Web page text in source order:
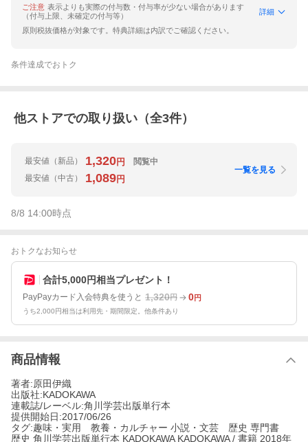
ご注意 表示よりも実際の付与数・付与率が少ない場合があります
（付与上限、未確定の付与等）
詳細
原則税抜価格が対象です。特典詳細は内訳でご確認ください。
条件達成でおトク
他ストアでの取り扱い（全3件）
最安値 （新品） 1,320円
閲覧中
最安値 （中古） 1,089円
一覧を見る
8/8 14:00時点
おトクなお知らせ
合計5,000円相当プレゼント！
PayPayカード入会特典を使うと 1,320円 0円
うち2,000円相当は利用先・期間限定。他条件あり
商品情報
著者:原田伊織
出版社:KADOKAWA
連載誌/レーベル:角川学芸出版単行本
提供開始日:2017/06/26
タグ:趣味・実用 教養・カルチャー 小説・文芸 歴史 専門書
歴史 角川学芸出版単行本 KADOKAWA KADOKAWA / 書籍 2018年